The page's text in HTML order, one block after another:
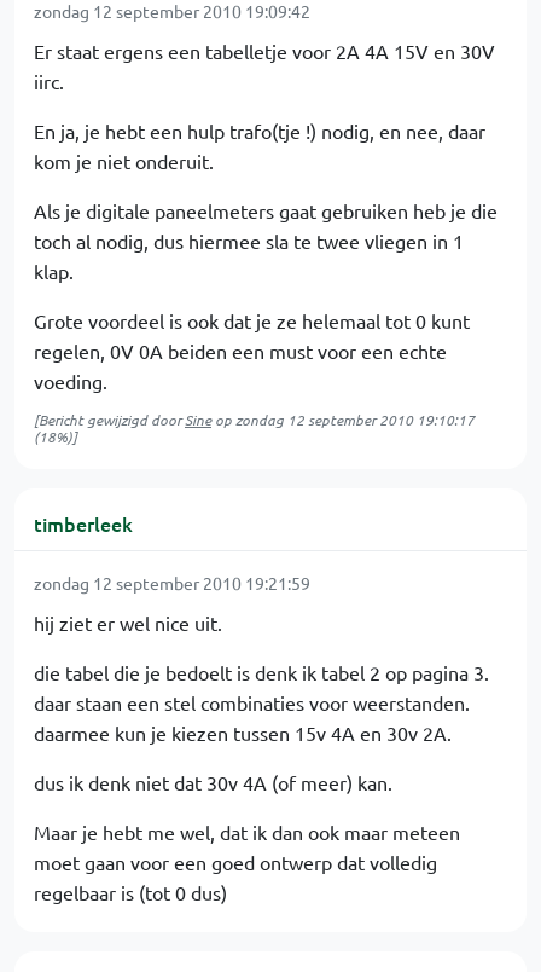
zondag 12 september 2010 19:09:42
Er staat ergens een tabelletje voor 2A 4A 15V en 30V
iirc.
En ja, je hebt een hulp trafo(tje !) nodig, en nee, daar
kom je niet onderuit.
Als je digitale paneelmeters gaat gebruiken heb je die
toch al nodig, dus hiermee sla te twee vliegen in 1
klap.
Grote voordeel is ook dat je ze helemaal tot 0 kunt
regelen, 0V 0A beiden een must voor een echte
voeding.
[Bericht gewijzigd doorSineop zondag 12 september 2010 19:10:17
(18%)]
timberleek
zondag 12 september 2010 19:21:59
hij ziet er wel nice uit.
die tabel die je bedoelt is denk ik tabel 2 op pagina 3.
daar staan een stel combinaties voor weerstanden.
daarmee kun je kiezen tussen 15v 4A en 30v 2A.
dus ik denk niet dat 30v 4A (of meer) kan.
Maar je hebt me wel, dat ik dan ook maar meteen
moet gaan voor een goed ontwerp dat volledig
regelbaar is (tot 0 dus)